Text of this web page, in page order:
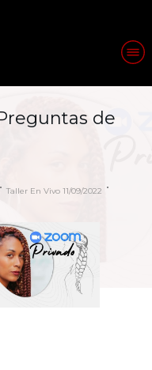
de
Taller En Vivo 11/09/2022